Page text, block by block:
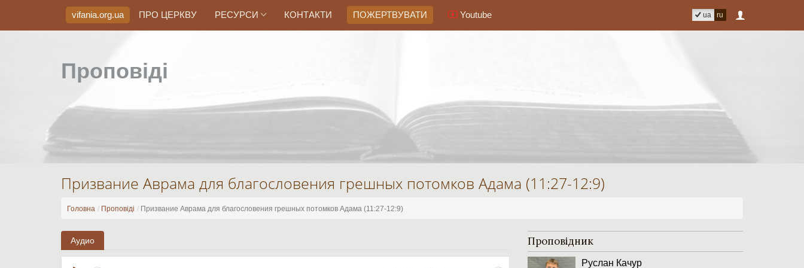
vifania.org.ua ПРО ЦЕРКВУ РЕСУРСИ КОНТАКТИ ПОЖЕРТВУВАТИ Youtube ua ru
Проповіді
Призвание Аврама для благословения грешных потомков Адама (11:27-12:9)
Головна Проповіді Призвание Аврама для благословения грешных потомков Адама (11:27-12:9)
Аудио Проповідник
Руслан Качур